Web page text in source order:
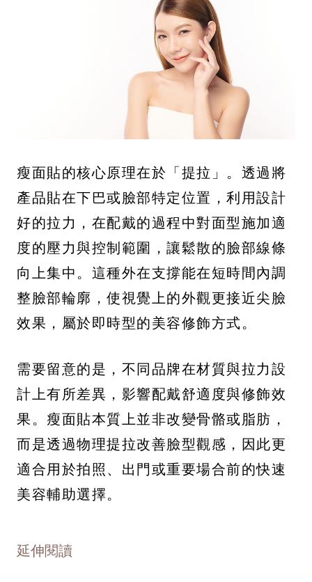
瘦面貼的核心原理在於「提拉」。透過將
產品貼在下巴或臉部特定位置，利用設計
好的拉力，在配戴的過程中對面型施加適
度的壓力與控制範圍，讓鬆散的臉部線條
向上集中。這種外在支撐能在短時間內調
整臉部輪廓，使視覺上的外觀更接近尖臉
效果，屬於即時型的美容修飾方式。
需要留意的是，不同品牌在材質與拉力設
計上有所差異，影響配戴舒適度與修飾效
果。瘦面貼本質上並非改變骨骼或脂肪，
而是透過物理提拉改善臉型觀感，因此更
適合用於拍照、出門或重要場合前的快速
美容輔助選擇。
延伸閱讀